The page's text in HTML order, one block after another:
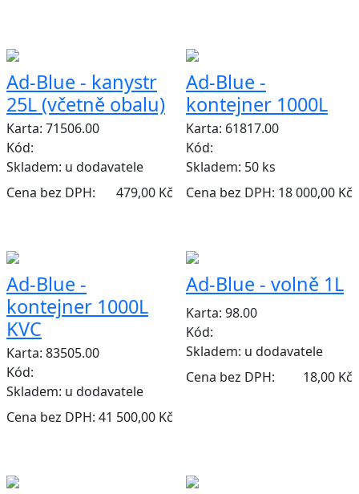
Ad-Blue - kanystr
25L (včetně obalu)
Karta: 71506.00
Kód:
Skladem: u dodavatele
Cena bez DPH:
479,00 Kč
Ad-Blue -
kontejner 1000L
Karta: 61817.00
Kód:
Skladem: 50 ks
Cena bez DPH: 18 000,00 Kč
Ad-Blue -
kontejner 1000L
KVC
Karta: 83505.00
Kód:
Skladem: u dodavatele
Cena bez DPH: 41 500,00 Kč
Ad-Blue - volně 1L
Karta: 98.00
Kód:
Skladem: u dodavatele
Cena bez DPH:
18,00 Kč